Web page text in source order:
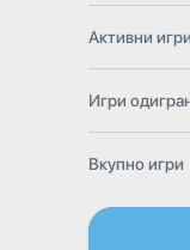
Активни игри
Игри
Вкупно игри